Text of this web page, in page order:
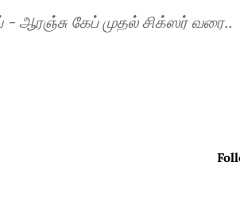
ஆரஞ்சு கேப் முதல் சிக்ஸர் வரை..